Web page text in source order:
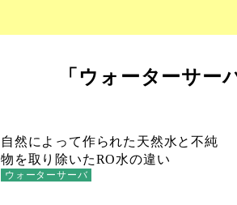
「ウォーターサー
自然によって作られた天然水と不純
物を取り除いたRO水の違い
ウォーターサーバ